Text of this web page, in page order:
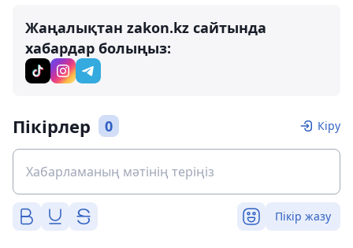
Жаңалықтан zakon.kz сайтында
хабардар болыңыз:
Пікірлер 0 Кіру
Пікір жазу